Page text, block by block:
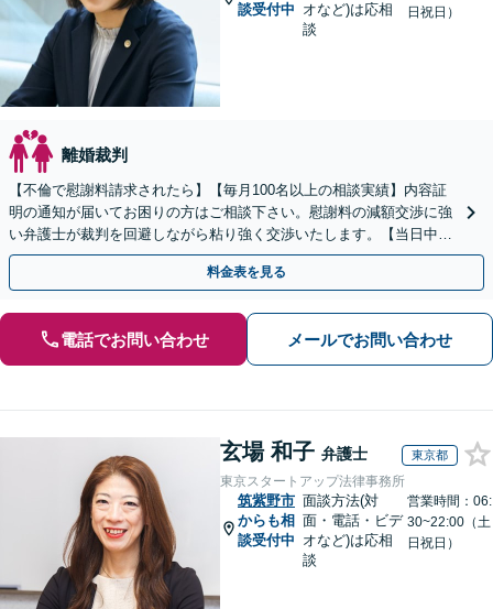
談受付中 オなど)は応相
談
日祝日）
離婚裁判
【不倫で慰謝料請求されたら】【毎月100名以上の相談実績】内容証
明の通知が届いてお困りの方はご相談下さい。慰謝料の減額交渉に強
い弁護士が裁判を回避しながら粘り強く交渉いたします。【当日中の
相談可(予約制)】【全国対応】
料金表を見る
電話でお問い合わせ メールでお問い合わせ
玄場 和子 弁護士 東京都
東京スタートアップ法律事務所
筑紫野市
からも相
談受付中
面談方法(対
面・電話・ビデ
オなど)は応相
談
営業時間：06:
30~22:00（土
日祝日）